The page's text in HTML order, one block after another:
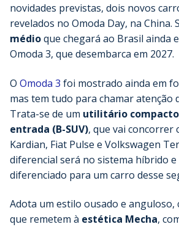
novidades previstas, dois novos
revelados no Omoda Day, na China.
médioque chegará ao Brasil ainda
Omoda 3, que desembarca em 2027.
O Omoda 3 foi mostrado ainda em
mas tem tudo para chamar atenção
Trata-se de um utilitário
entrada (B-SUV), que vai concorrer
Kardian, Fiat Pulse e Volkswagen
diferencial será no sistema híbrido
diferenciado para um carro desse
Adota um estilo ousado e anguloso,
que remetem à estética Mecha,